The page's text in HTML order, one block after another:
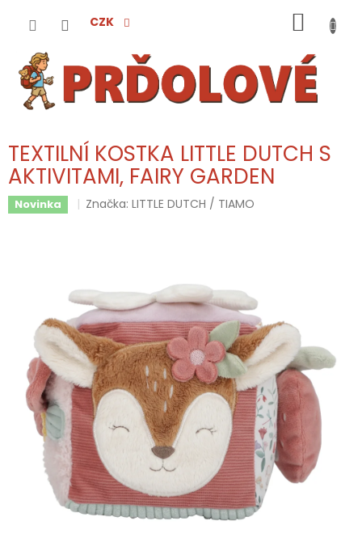
CZK
KOŠÍK
TEXTILNÍ KOSTKA LITTLE DUTCH S
AKTIVITAMI, FAIRY GARDEN
Novinka Značka:LITTLE DUTCH / TIAMO